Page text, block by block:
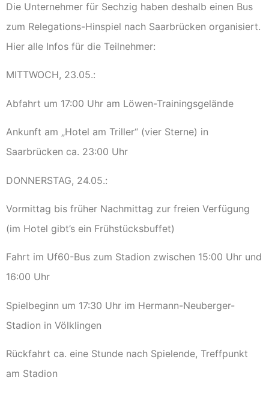
Die Unternehmer für Sechzig haben deshalb einen Bus
zum Relegations-Hinspiel nach Saarbrücken organisiert.
Hier alle Infos für die Teilnehmer:
MITTWOCH, 23.05.:
Abfahrt um 17:00 Uhr am Löwen-Trainingsgelände
Ankunft am „Hotel am Triller“ (vier Sterne) in
Saarbrücken ca. 23:00 Uhr
DONNERSTAG, 24.05.:
Vormittag bis früher Nachmittag zur freien Verfügung
(im Hotel gibt’s ein Frühstücksbuffet)
Fahrt im Uf60-Bus zum Stadion zwischen 15:00 Uhr und
16:00 Uhr
Spielbeginn um 17:30 Uhr im Hermann-Neuberger-
Stadion in Völklingen
Rückfahrt ca. eine Stunde nach Spielende, Treffpunkt
am Stadion